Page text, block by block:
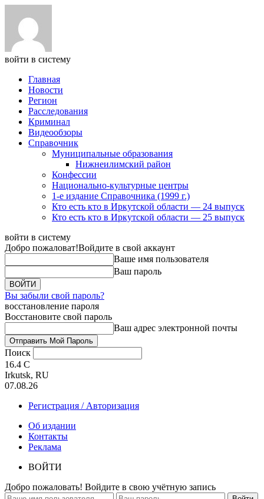
войти в систему
Главная
Новости
Регион
Расследования
Криминал
Видеообзоры
Справочник
Муниципальные образования
Нижнеилимский район
Конфессии
Национально-культурные центры
1-е издание Справочника (1999 г.)
Кто есть кто в Иркутской области — 24 выпуск
Кто есть кто в Иркутской области — 25 выпуск
войти в систему
Добро пожаловат!Войдите в свой аккаунт
Ваше имя пользователя
Ваш пароль
Вы забыли свой пароль?
восстановление пароля
Восстановите свой пароль
Ваш адрес электронной почты
Поиск
16.4 C
Irkutsk, RU
07.08.26
Регистрация / Авторизация
Об издании
Контакты
Реклама
ВОЙТИ
Добро пожаловать! Войдите в свою учётную запись